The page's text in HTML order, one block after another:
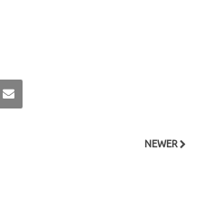
NEWER